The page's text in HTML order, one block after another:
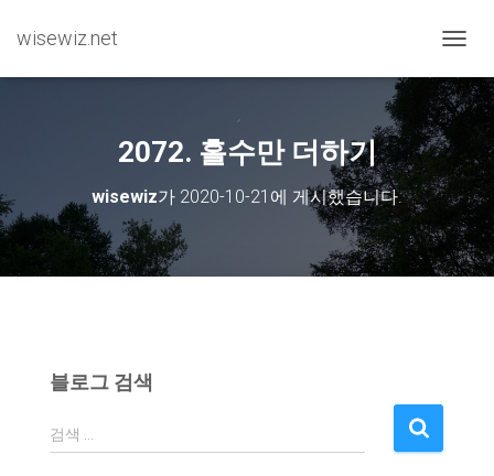
wisewiz.net
2072. 홀수만 더하기
wisewiz가 2020-10-21 에 게시했습니다.
블로그 검색
검
색
검색 …